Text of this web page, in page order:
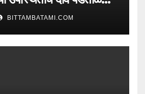
BITTAMBATAMI.COM